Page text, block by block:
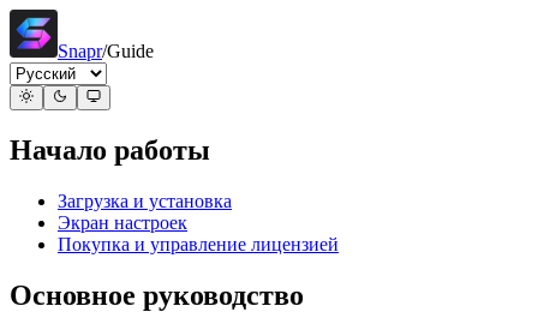
Snapr/Guide
Начало работы
Загрузка и установка
Экран настроек
Покупка и управление лицензией
Основное руководство